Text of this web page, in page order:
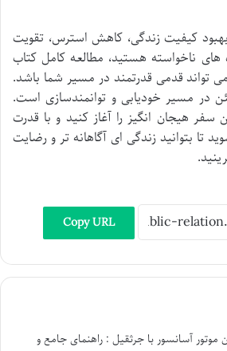
بهبود کیفیت زندگی، کاهش استرس، تقویت
های ناخواسته هستید، مطالعه کامل کتاب
تواند قدمی قدرتمند در مسیر شما باشد.
در مسیر خودیابی و توانمندسازی است.
هیجان انگیز را آغاز کنید و با قدرت
تا بتوانید زندگی ای آگاهانه تر و رضایت
Copy URL
موتور آسانسور با جرثقیل : راهنمای جامع و